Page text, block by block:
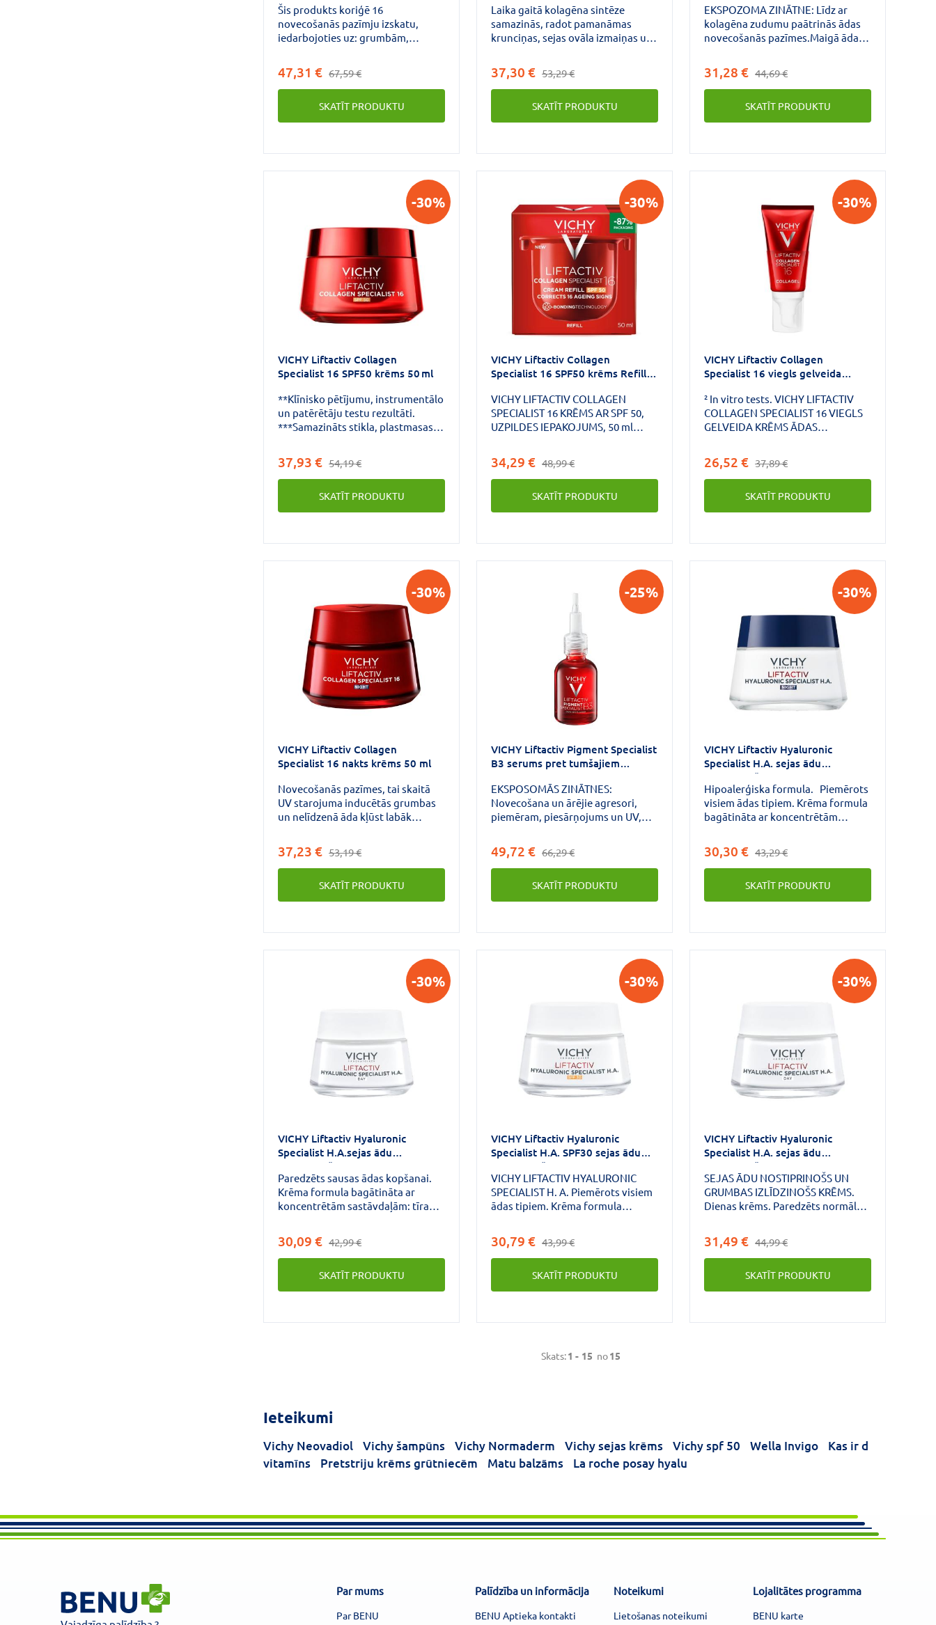
Šis produkts koriģē 16
novecošanās pazīmju izskatu,
iedarbojoties uz: grumbām,
kontūrām, gludumu, ādas
tekstūru, tonusu, blīvumu, ādas
izturību, ādas atjaunošanos,
mirdzumu, maigumu, plastiskumu,
47,31 € 67,59 €
SKATĪT PRODUKTU
Laika gaitā kolagēna sintēze
samazinās, radot pamanāmas
krunciņas, sejas ovāla izmaiņas un
un nevienmērīgs, tam var būt
pigmentācijas
plankumi.RISINĀJUMS NO VICHY: 7
saistīti patenti COLLAGEN
palīdz stimulēt kolagēna sintēzi**,
Cg vitamīns un niacinamīds (B3
vitamīns).96% sieviešu
samazinājās krunciņas*** *
Salīdzinājumā ar iepriekšējo
formulu**in vitro tests ar
peptīdiem stimulē 5 kolagēna
veidu sintēzi***klīnisks pētījums,
58 sievietes, 8 nedēļas
37,30 € 53,29 €
SKATĪT PRODUKTU
EKSPOZOMA ZINĀTNE: Līdz ar
kolagēna zudumu paātrinās ādas
novecošanās pazīmes.Maigā āda
tvirtuma samazināšanās).
31,28 € 44,69 €
SKATĪT PRODUKTU
-30%
VICHY Liftactiv Collagen
Specialist 16 SPF50 krēms 50 ml
**Klīnisko pētījumu, instrumentālo
un patērētāju testu rezultāti.
***Samazināts stikla, plastmasas
iesaiņojumu).
37,93 € 54,19 €
SKATĪT PRODUKTU
-30%
VICHY Liftactiv Collagen
Specialist 16 SPF50 krēms Refill
VICHY LIFTACTIV COLLAGEN
SPECIALIST 16 KRĒMS AR SPF 50,
UZPILDES IEPAKOJUMS, 50 ml
iepakojumu ar ekskluzīvu Co
Bonding tehnoloģiju, kas satur
ramnozi, peptīdus un maitake. Tas
stiprina un piesaista dažāda tipa
grumbiņas, nostiprina ādu, uzlabo
ādas tvirtumu, pilnīgumu, izlīdzina,
uzlabo ādas tekstūru, elastību,
blīvumu, padara ādu spēcīgāku,
ādai mirdzumu, padara to
mīkstāku, palielina elastību,
mitrina ādu un izlīdzina ādas toni.
34,29 € 48,99 €
SKATĪT PRODUKTU
-30%
VICHY Liftactiv Collagen
Specialist 16 viegls gelveida
² In vitro tests. VICHY LIFTACTIV
COLLAGEN SPECIALIST 16 VIEGLS
GELVEIDA KRĒMS ĀDAS
novecošanās pazīmes.¹ Mitrina un
nodrošina "glass skin" efektu.
26,52 € 37,89 €
SKATĪT PRODUKTU
-30%
VICHY Liftactiv Collagen
Specialist 16 nakts krēms 50 ml
Novecošanās pazīmes, tai skaitā
UV starojuma inducētās grumbas
un nelīdzenā āda kļūst labāk
nakts krēms ar progresīvu
iedarbību.
37,23 € 53,19 €
SKATĪT PRODUKTU
-25%
VICHY Liftactiv Pigment Specialist
B3 serums pret tumšajiem
EKSPOSOMĀS ZINĀTNES:
Novecošana un ārējie agresori,
piemēram, piesārņojums un UV,
nevienmērīgu ādas toni.VICHY
RISINĀJUMS: B3 SERUMS PRET
PIGMENTĀCIJU UN GRUMBĀM.
49,72 € 66,29 €
SKATĪT PRODUKTU
-30%
VICHY Liftactiv Hyaluronic
Specialist H.A. sejas ādu
nostiprinošs nakts krēms 50 ml
Hipoalerģiska formula. Piemērots
visiem ādas tipiem. Krēma formula
bagātināta ar koncentrētām
Cg vitamīns. VICHY LIFTACTIV
HYALURONIC SPECIALIST H. A.
30,30 € 43,29 €
SKATĪT PRODUKTU
-30%
VICHY Liftactiv Hyaluronic
Specialist H.A.sejas ādu
nostiprinošs krēms sausai ādai
50ml
Paredzēts sausas ādas kopšanai.
Krēma formula bagātināta ar
koncentrētām sastāvdaļām: tīra
neohesperidīns. SEJAS ĀDU
NOSTIPRINOŠS UN GRUMBAS
IZLĪDZINOŠS KRĒMS. Dienas
krēms.
30,09 € 42,99 €
SKATĪT PRODUKTU
-30%
VICHY Liftactiv Hyaluronic
Specialist H.A. SPF30 sejas ādu
nostiprinošs krēms 50 ml
VICHY LIFTACTIV HYALURONIC
SPECIALIST H. A. Piemērots visiem
ādas tipiem. Krēma formula
vitamīns + probiotiskās frakcijas +
plaša spektra aizsardzība SPF 30.
30,79 € 43,99 €
SKATĪT PRODUKTU
-30%
VICHY Liftactiv Hyaluronic
Specialist H.A. sejas ādu
nostiprinošs krēms normālai,
jauktai ādai 50 ml
SEJAS ĀDU NOSTIPRINOŠS UN
GRUMBAS IZLĪDZINOŠS KRĒMS.
Dienas krēms. Paredzēts normālas
koncentrētām sastāvdaļām: tīra
hialuronskābe + Cg vitamīns +
probiotiskās frakcijas.
31,49 € 44,99 €
SKATĪT PRODUKTU
Skats:1 - 15 no15
Ieteikumi
Vichy Neovadiol Vichy šampūns Vichy Normaderm Vichy sejas krēms Vichy spf 50 Wella Invigo
Kas ir d
vitamīns
Pretstriju krēms grūtniecēm Matu balzāms La roche posay hyalu
Par mums
Par BENU
Palīdzība un informācija
BENU Aptieka kontakti
Noteikumi
Lietošanas noteikumi
Lojalitātes programma
BENU karte